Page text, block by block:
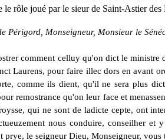
rôle joué par le sieur de Saint-Astier
Périgord, Monseigneur, Monsieur le
comment celluy qu'on dict le
Laurens, pour faire illec dors enavant
comme ils dient, qu'il ne sera plus
remostrance qu'on leur face et
qui ne sont de ladicte cepte, ont
nous conduire, conseilher
le seigneur Dieu, Monseigneur,